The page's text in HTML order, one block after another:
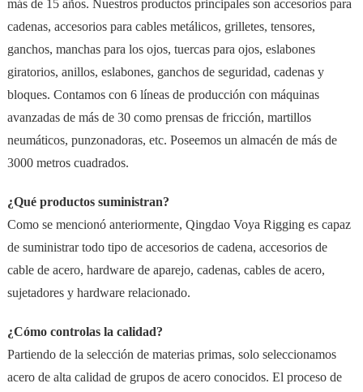
más de 15 años. Nuestros productos principales son accesorios para
cadenas, accesorios para cables metálicos, grilletes, tensores,
ganchos, manchas para los ojos, tuercas para ojos, eslabones
giratorios, anillos, eslabones, ganchos de seguridad, cadenas y
bloques. Contamos con 6 líneas de producción con máquinas
avanzadas de más de 30 como prensas de fricción, martillos
neumáticos, punzonadoras, etc. Poseemos un almacén de más de
3000 metros cuadrados.
¿Qué productos suministran?
Como se mencionó anteriormente, Qingdao Voya Rigging es capaz
de suministrar todo tipo de accesorios de cadena, accesorios de
cable de acero, hardware de aparejo, cadenas, cables de acero,
sujetadores y hardware relacionado.
¿Cómo controlas la calidad?
Partiendo de la selección de materias primas, solo seleccionamos
acero de alta calidad de grupos de acero conocidos. El proceso de